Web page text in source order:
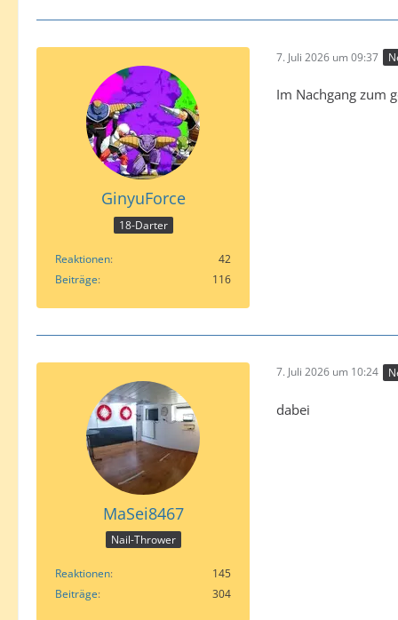
GinyuForce
18-Darter
Reaktionen
42
Beiträge
116
7. Juli 2026 um 09:37
Im Nachgang zum
MaSei8467
Nail-Thrower
Reaktionen
145
Beiträge
304
7. Juli 2026 um 10:24
dabei